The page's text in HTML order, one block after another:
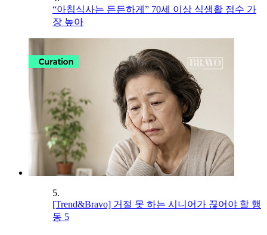
“아침식사는 든든하게” 70세 이상 식생활 점수 가
장 높아
5.
[Trend&Bravo] 거절 못 하는 시니어가 끊어야 할 행
동 5